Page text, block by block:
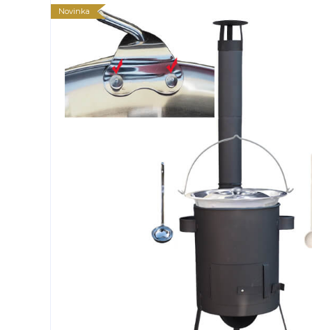
Novinka